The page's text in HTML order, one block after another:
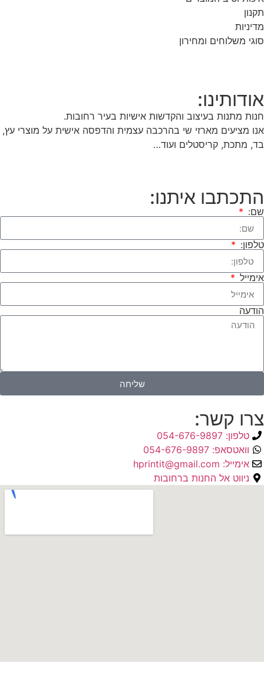
תקנון
מדיניות
סוגי משלוחים ומחירון
אודותינו:
חנות מתנות בעיצוב והקדשות אישיות בעיר רחובות.
אנו מציעים מארזי שי בהרכבה עצמית והדפסה אישית על מוצרי עץ,
בד, מתכת, קריסטלים ועוד…
התכתבו איתנו:
שם:
טלפון:
אימייל
הודעה
שליחה
צרו קשר:
טלפון: 054-676-9897
וואטסאפ: 054-676-9897
אימייל: hprintit@gmail.com
ניווט אל החנות ברחובות